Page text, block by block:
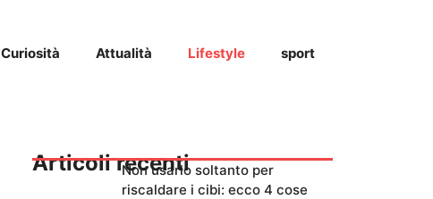
Curiosità Attualità Lifestyle sport
Articoli recentiNon usarlo soltanto per
riscaldare i cibi: ecco 4 cose